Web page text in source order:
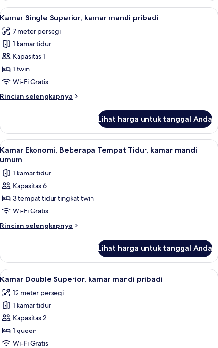
Superior,
2
tidur
(6
Beds)
Lihat
semua
foto
untuk
Kamar
Single
Superior,
mandi
Tirai kedap cahaya, setrika/meja
6
Kamar Single Superior, kamar mandi pribadi
7 meter persegi
1 kamar tidur
Kapasitas 1
1 twin
Wi-Fi Gratis
Rincian selengkapnya
Rincian
Kamar
Single
Superior,
kamar
pribadi
Lihat harga untuk tanggal Anda
Lihat
semua
foto
untuk
Kamar
Ekonomi,
Beberapa
Tempat
mandi
umum
Tirai kedap cahaya, setrika/meja
4
Kamar Ekonomi, Beberapa Tempat Tidur, kamar mandi
umum
1 kamar tidur
Kapasitas 6
3 tempat tidur tingkat twin
Wi-Fi Gratis
Rincian selengkapnya
Rincian
Kamar
Ekonomi,
Beberapa
Tidur,
kamar
mandi
umum
Lihat harga untuk tanggal Anda
Lihat
semua
foto
untuk
Kamar
Double
Superior,
Kamar Double Superior, kamar
7
Kamar Double Superior, kamar mandi pribadi
12 meter persegi
1 kamar tidur
Kapasitas 2
1 queen
Wi-Fi Gratis